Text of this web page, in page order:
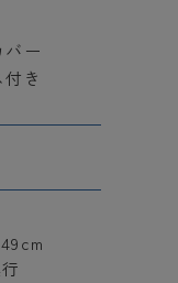
ー
き